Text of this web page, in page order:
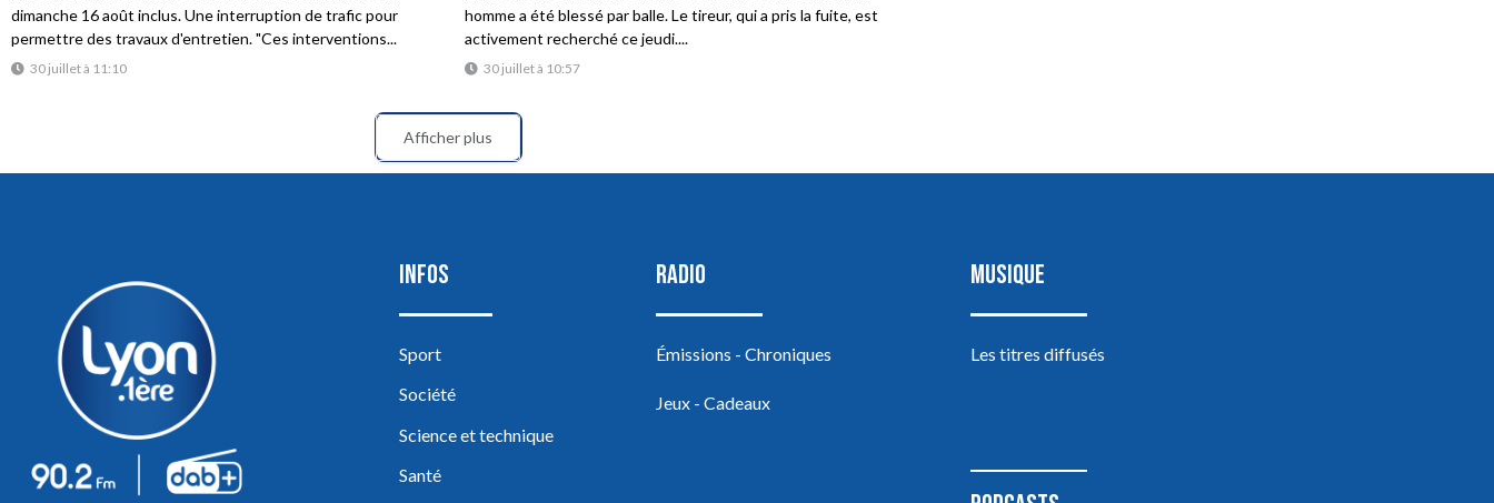
30 juillet à 11:10
dimanche 16 août inclus. Une interruption de trafic pour
permettre des travaux d'entretien. "Ces interventions...
30 juillet à 10:57
homme a été blessé par balle. Le tireur, qui a pris la fuite, est
activement recherché ce jeudi....
Afficher plus
INFOS
Sport
Société
Science et technique
Santé
RADIO
Émissions - Chroniques
Jeux - Cadeaux
MUSIQUE
Les titres diffusés